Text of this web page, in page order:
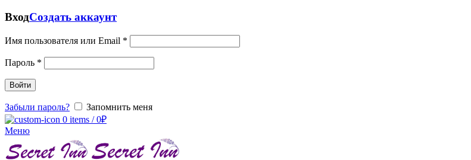
ВходСоздать аккаунт
Имя пользователя или Email *
Пароль *
Войти
Забыли пароль?
Запомнить меня
0 items / 0₽
Меню